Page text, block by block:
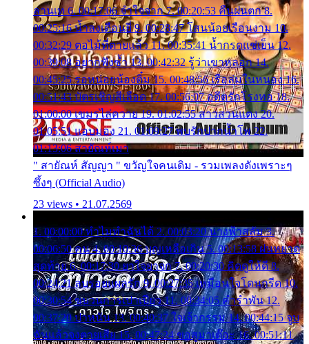
ลานเท 6. 00:17:06 จำใจจาก 7. 00:20:53 คืนฝนตก 8.
00:25:16 น้ำลงเดือนยี่ 9. 00:28:47 โสนน้อยเรือนงาม 10.
00:32:29 ตอไม้ที่ตายแล้ว 11. 00:35:41 น้ำกรดแช่เย็น 12.
00:39:08 อยากฟังซ้ำ 13. 00:42:32 รู้ว่าเขาหลอก 14.
00:45:25 รอหน่อยน้องติ๋ม 15. 00:48:56 เรือล่มในหนอง 16.
00:51:43 บัตรเชิญสีเลือด 17. 00:56:07 อดีตรักโรงทอ 18.
01:00:00 เขมรไล่ควาย 19. 01:02:55 สาวสวนแตง 20.
01:05:51 แอบมอง 21. 01:09:27 พบรักปากน้ำโพ 22.
01:13:06 สายัณห์เมา
" สายัณห์ สัญญา " ขวัญใจคนเดิม - รวมเพลงดังเพราะๆ
ซึ้งๆ (Official Audio)
23 views • 21.07.2569
1. 00:00:00 ทำไมทำฉันได้ 2. 00:03:20 นางฟ้าสลัม 3.
00:06:50 คน 4. 00:10:36 บุญเหลือเกิน 5. 00:13:58 ฝนหยาด
สุดท้าย 6. 00:17:30 ยาใจยาจก 7. 00:20:30 คิดดูให้ดี 8.
00:24:21 ลบรอยแผลรัก 9. 00:27:35 เหมือนใจโดนกรีด 10.
00:30:54 ขบวนการเปาเปียว 11. 00:34:05 คำรำพัน 12.
00:37:20 ปาหนัน 13. 00:40:37 ใจเจ้ากรรม 14. 00:44:15 จูบ
ฉันแล้วจงตายเสีย 15. 00:47:24 ขอสูมาเต๊อะ 16. 00:51:11